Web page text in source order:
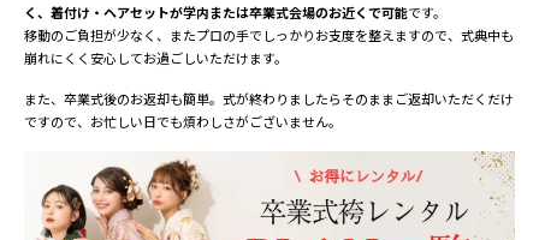
く、着付け・ヘアセットが学内または卒業式会場のお近くで可能です。
移動のご負担が少なく、またプロの手でしっかりお支度を整えますので、式典中も
崩れにくく安心してお過ごしいただけます。
また、卒業式後のお返却も簡単。式が終わりましたらそのままご返却いただくだけ
ですので、お忙しい日でも煩わしさがございません。